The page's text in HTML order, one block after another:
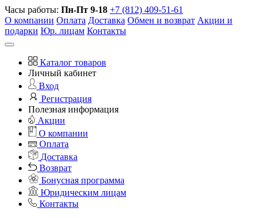
Часы работы: Пн-Пт 9-18 +7 (812) 409-51-61
О компании Оплата Доставка Обмен и возврат Акции и
подарки Юр. лицам Контакты
Каталог товаров
Личный кабинет
Вход
Регистрация
Полезная информация
Акции
О компании
Оплата
Доставка
Возврат
Бонусная программа
Юридическим лицам
Контакты